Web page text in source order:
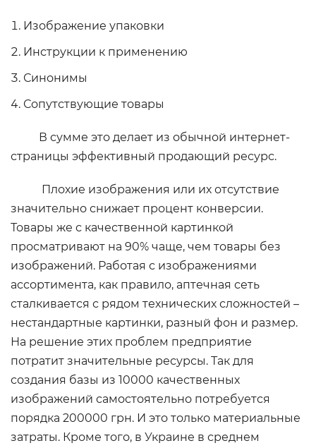
Изображение упаковки
Инструкции к применению
Синонимы
Сопутствующие товары
В сумме это делает из обычной интернет-
страницы эффективный продающий ресурс.
Плохие изображения или их отсутствие
значительно снижает процент конверсии.
Товары же с качественной картинкой
просматривают на 90% чаще, чем товары без
изображений. Работая с изображениями
ассортимента, как правило, аптечная сеть
сталкивается с рядом технических сложностей –
нестандартные картинки, разный фон и размер.
На решение этих проблем предприятие
потратит значительные ресурсы. Так для
создания базы из 10000 качественных
изображений самостоятельно потребуется
порядка 200000 грн. И это только материальные
затраты. Кроме того, в Украине в среднем